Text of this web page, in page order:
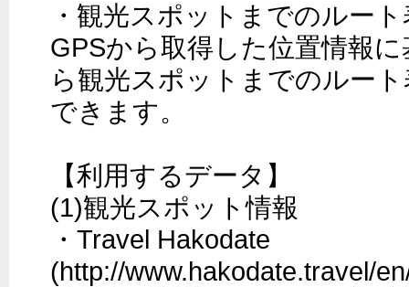
・観光スポットまでのルー
GPSから取得した位置情報
ら観光スポットまでのルー
できます。
【利用するデータ】
(1)観光スポット情報
・Travel Hakodate
(http://www.hakodate.travel/